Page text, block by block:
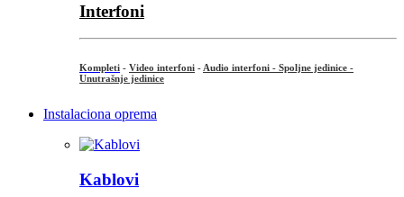
Interfoni
Kompleti - Video interfoni - Audio interfoni - Spoljne jedinice -
Unutrašnje jedinice
Instalaciona oprema
Kablovi